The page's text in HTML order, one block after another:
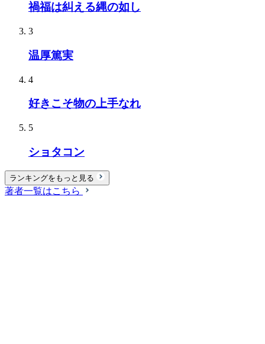
禍福は糾える縄の如し
3
温厚篤実
4
好きこそ物の上手なれ
5
ショタコン
ランキングをもっと見る
著者一覧はこちら